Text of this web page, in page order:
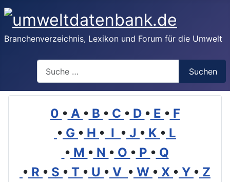
Branchenverzeichnis, Lexikon und Forum für die Umwelt
Suchen
0 • A • B • C • D • E • F
• G • H • I • J • K • L
• M • N • O • P • Q
• R • S • T • U • V • W • X • Y • Z